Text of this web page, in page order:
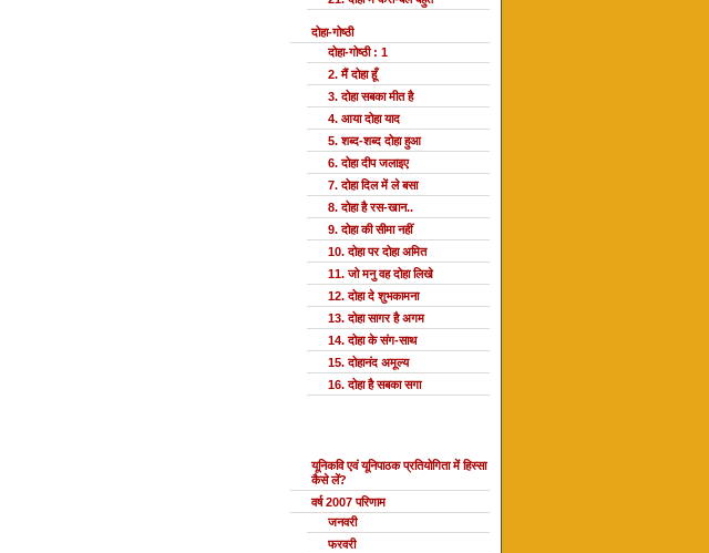
दोहा-गोष्ठी
दोहा-गोष्ठी : 1
2. मैं दोहा हूँ
3. दोहा सबका मीत है
4. आया दोहा याद
5. शब्द-शब्द दोहा हुआ
6. दोहा दीप जलाइए
7. दोहा दिल में ले बसा
8. दोहा है रस-खान..
9. दोहा की सीमा नहीं
10. दोहा पर दोहा अमित
11. जो मनु वह दोहा लिखे
12. दोहा दे शुभकामना
13. दोहा सागर है अगम
14. दोहा के संग-साथ
15. दोहानंद अमूल्य
16. दोहा है सबका सगा
यूनिकवि एवं यूनिपाठक प्रतियोगिता में हिस्सा
कैसे लें?
वर्ष 2007 परिणाम
जनवरी
फरवरी